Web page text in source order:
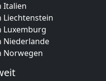
Italien
Liechtenstein
Luxemburg
Niederlande
Norwegen